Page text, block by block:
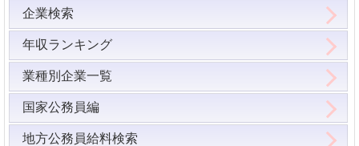
企業検索
年収ランキング
業種別企業一覧
国家公務員編
地方公務員給料検索